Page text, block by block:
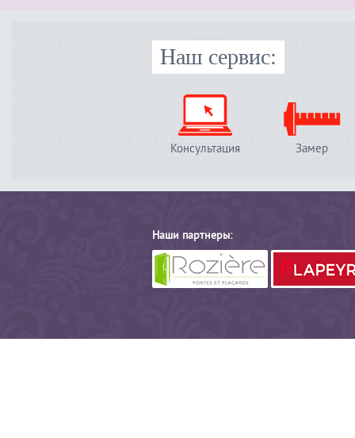
Наш сервис:
Консультация Замер
Наши партнеры: